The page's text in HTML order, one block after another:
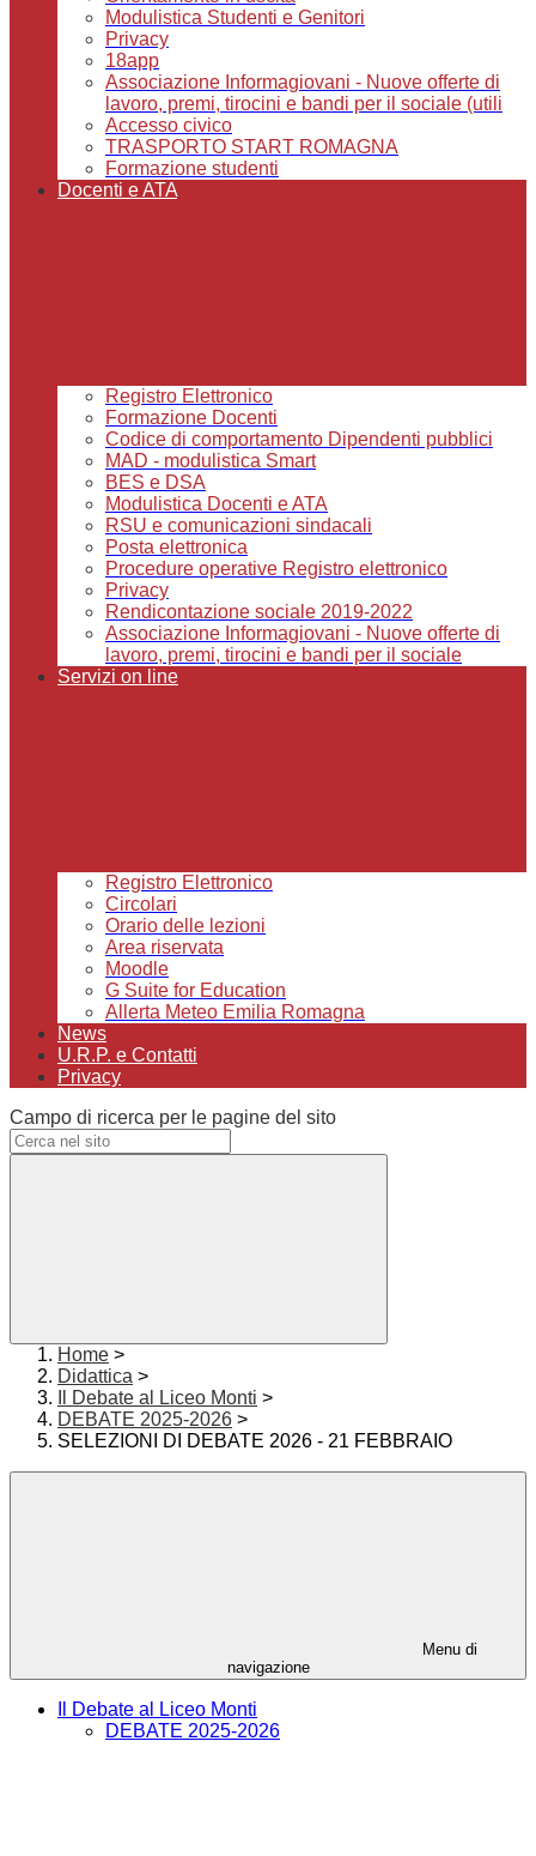
Modulistica Studenti e Genitori
Privacy
18app
Associazione Informagiovani - Nuove offerte di
lavoro, premi, tirocini e bandi per il sociale (utili
Accesso civico
TRASPORTO START ROMAGNA
Formazione studenti
Docenti e ATA
Registro Elettronico
Formazione Docenti
Codice di comportamento Dipendenti pubblici
MAD - modulistica Smart
BES e DSA
Modulistica Docenti e ATA
RSU e comunicazioni sindacali
Posta elettronica
Procedure operative Registro elettronico
Privacy
Rendicontazione sociale 2019-2022
Associazione Informagiovani - Nuove offerte di
lavoro, premi, tirocini e bandi per il sociale
Servizi on line
Registro Elettronico
Circolari
Orario delle lezioni
Area riservata
Moodle
G Suite for Education
Allerta Meteo Emilia Romagna
News
U.R.P. e Contatti
Privacy
Campo di ricerca per le pagine del sito
Home >
Didattica >
Il Debate al Liceo Monti >
DEBATE 2025-2026 >
SELEZIONI DI DEBATE 2026 - 21 FEBBRAIO
Menu di
navigazione
Il Debate al Liceo Monti
DEBATE 2025-2026